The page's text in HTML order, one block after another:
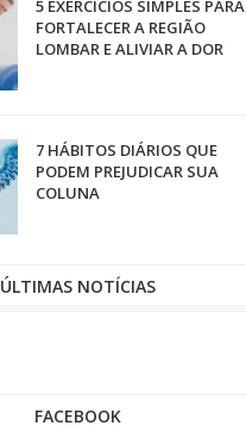
5 EXERCÍCIOS SIMPLES PARA
FORTALECER A REGIÃO
LOMBAR E ALIVIAR A DOR
7 HÁBITOS DIÁRIOS QUE
PODEM PREJUDICAR SUA
COLUNA
ÚLTIMAS NOTÍCIAS
FACEBOOK